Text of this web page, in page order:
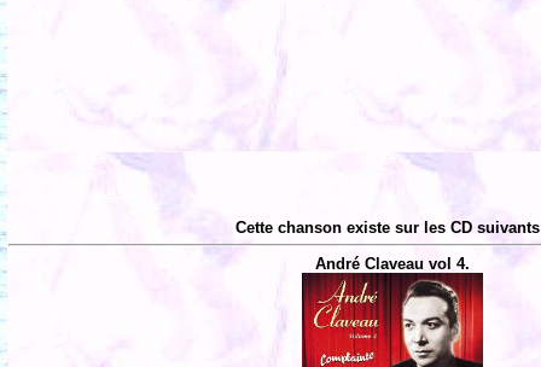
Cette chanson existe sur les CD
André Claveau vol 4.